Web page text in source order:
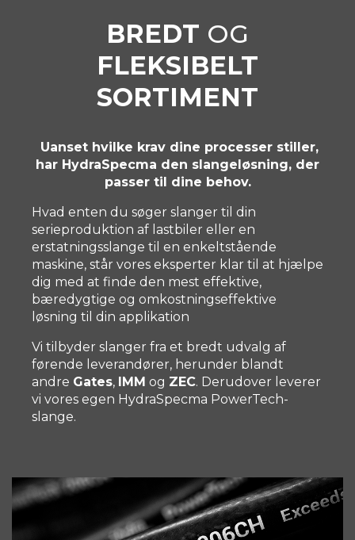
BREDT OG
FLEKSIBELT
SORTIMENT
Uanset hvilke krav dine processer stiller,
har HydraSpecma den slangeløsning, der
passer til dine behov.
Hvad enten du søger slanger til din
serieproduktion af lastbiler eller en
erstatningsslange til en enkeltstående
maskine, står vores eksperter klar til at hjælpe
dig med at finde den mest effektive,
bæredygtige og omkostningseffektive
løsning til din applikation
Vi tilbyder slanger fra et bredt udvalg af
førende leverandører, herunder blandt
andre Gates, IMM og ZEC. Derudover leverer
vi vores egen HydraSpecma PowerTech-
slange.